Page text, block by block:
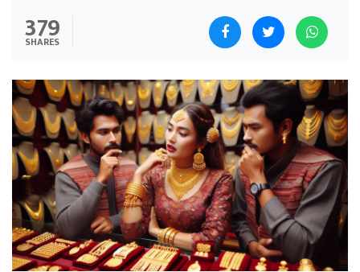
379
SHARES